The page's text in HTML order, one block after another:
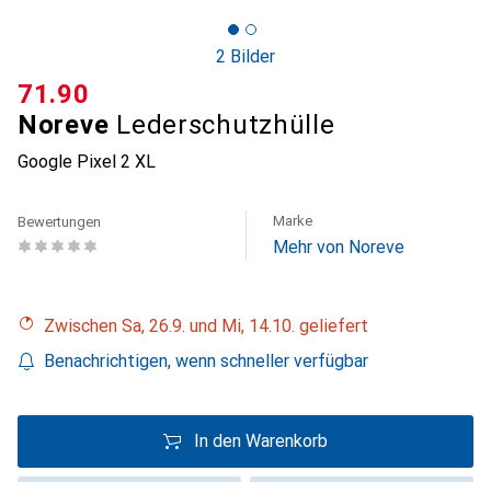
2 Bilder
Noreve Lederschutzhülle
Google Pixel 2 XL
CHF
71.90
Bewertungen Marke
Mehr von Noreve
Zwischen Sa, 26.9. und Mi, 14.10. geliefert
Benachrichtigen, wenn schneller verfügbar
In den Warenkorb